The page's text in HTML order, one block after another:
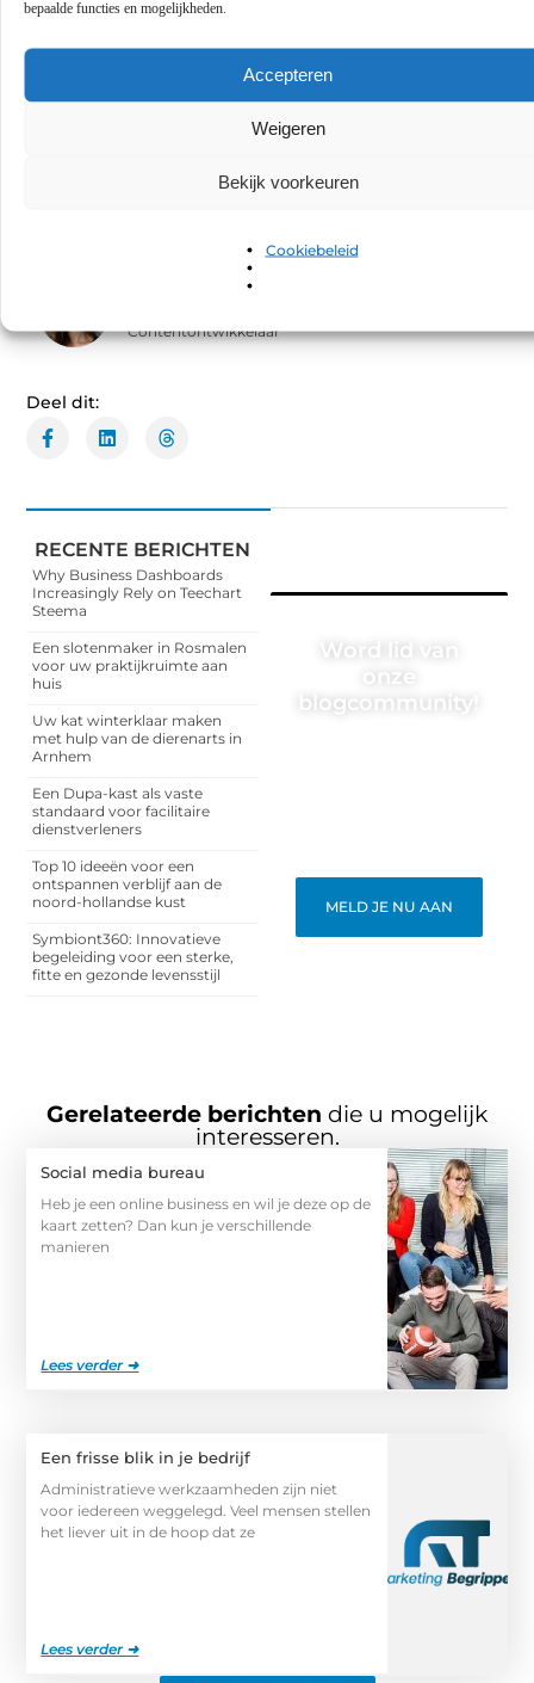
bepaalde functies en mogelijkheden.
Accepteren
Weigeren
Bekijk voorkeuren
Cookiebeleid
GEPUBLICEERD DOOR
Contentontwikkelaar
Deel dit:
RECENTE BERICHTEN
Why Business Dashboards
Increasingly Rely on Teechart
Steema
Een slotenmaker in Rosmalen
voor uw praktijkruimte aan
huis
Uw kat winterklaar maken
met hulp van de dierenarts in
Arnhem
Een Dupa-kast als vaste
standaard voor facilitaire
dienstverleners
Top 10 ideeën voor een
ontspannen verblijf aan de
noord-hollandse kust
Symbiont360: Innovatieve
begeleiding voor een sterke,
fitte en gezonde levensstijl
Word lid van
onze
blogcommunity!
MELD JE NU AAN
Gerelateerde berichten die u mogelijk
interesseren.
Social media bureau
Heb je een online business en wil je deze op de
kaart zetten? Dan kun je verschillende
manieren
Lees verder ➜
Een frisse blik in je bedrijf
Administratieve werkzaamheden zijn niet
voor iedereen weggelegd. Veel mensen stellen
het liever uit in de hoop dat ze
Lees verder ➜